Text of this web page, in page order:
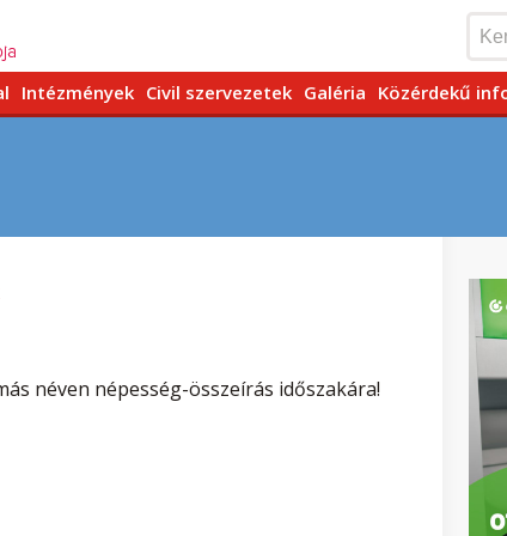
Intézmények Civil szervezetek Galéria Közérdekű
néven népesség-összeírás időszakára!